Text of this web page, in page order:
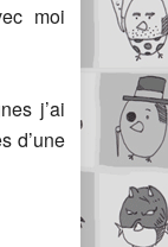
moi
j’ai
d’une